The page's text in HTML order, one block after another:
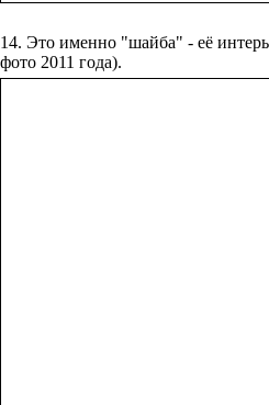
14. Это именно "шайба" - её
фото 2011 года).